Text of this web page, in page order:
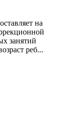
на
занятий
реб...